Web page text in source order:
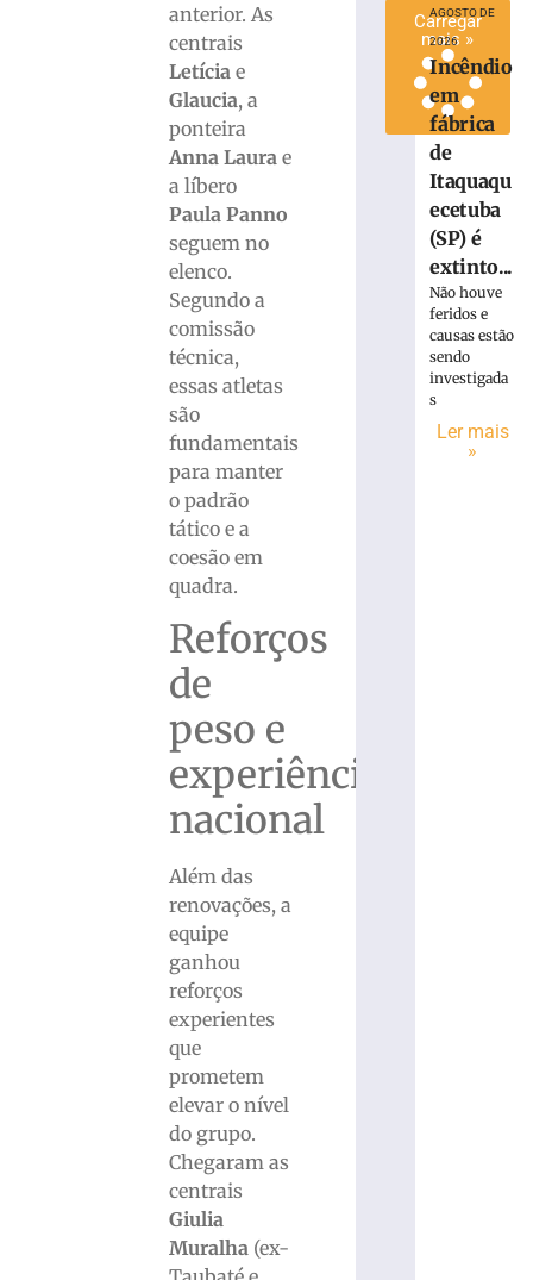
anterior. As
centrais
Letícia e
Glaucia, a
ponteira
Anna Laura e
a líbero
Paula Panno
seguem no
elenco.
Segundo a
comissão
técnica,
essas atletas
são
fundamentais
para manter
o padrão
tático e a
coesão em
quadra.
Reforços
de
peso e
experiência
nacional
Além das
renovações, a
equipe
ganhou
reforços
experientes
que
prometem
elevar o nível
do grupo.
Chegaram as
centrais
Giulia
Muralha (ex-
Carregar
mais »
AGOSTO DE
2026
Incêndio
em
fábrica
de
Itaquaqu
ecetuba
(SP) é
extinto...
Não houve
feridos e
causas estão
sendo
investigada
s
Ler mais
»